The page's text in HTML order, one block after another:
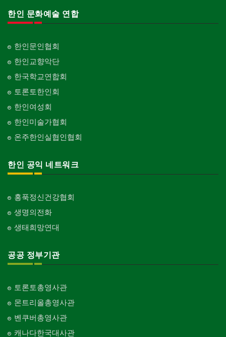
한인 문화예술 연합
한인문인협회
한인교향악단
한국학교연합회
토론토한인회
한인여성회
한인미술가협회
온주한인실협인협회
한인 공익 네트워크
홍푹정신건강협회
생명의전화
생태희망연대
공공 정부기관
토론토총영사관
몬트리올총영사관
벤쿠버총영사관
캐나다한국대사관